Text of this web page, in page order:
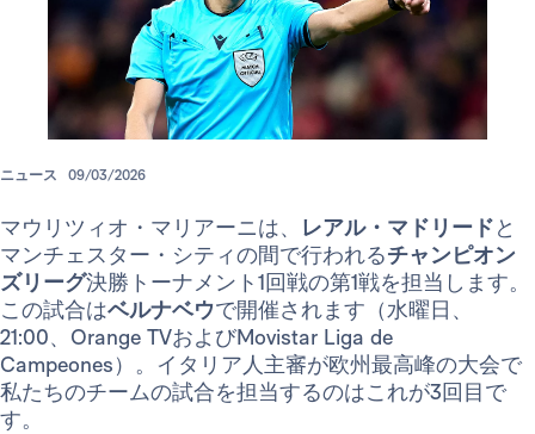
ニュース 09/03/2026
マウリツィオ・マリアーニは、 レアル・マドリードと
マンチェスター・シティの間で行われるチャンピオン
ズリーグ決勝トーナメント1回戦の第1戦を担当します。
この試合はベルナベウで開催されます（水曜日、
21:00、Orange TVおよびMovistar Liga de
Campeones）。イタリア人主審が欧州最高峰の大会で
私たちのチームの試合を担当するのはこれが3回目で
す。